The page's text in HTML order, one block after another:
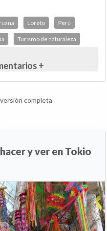
Loreto Perú
Turismo de naturaleza
+
completa
y ver en Tokio